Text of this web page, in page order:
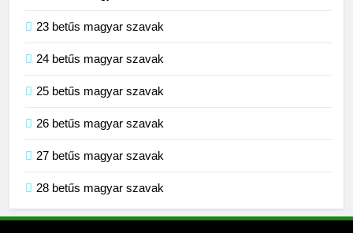
23 betűs magyar szavak
24 betűs magyar szavak
25 betűs magyar szavak
26 betűs magyar szavak
27 betűs magyar szavak
28 betűs magyar szavak